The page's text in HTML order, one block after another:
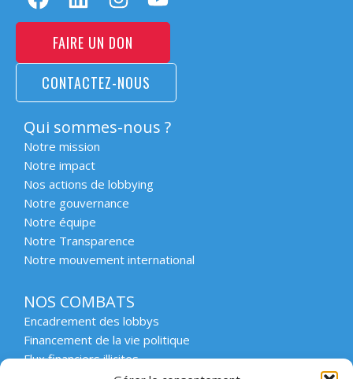
FAIRE UN DON
CONTACTEZ-NOUS
Qui sommes-nous ?
Notre mission
Notre impact
Nos actions de lobbying
Notre gouvernance
Notre équipe
Notre Transparence
Notre mouvement international
NOS COMBATS
Encadrement des lobbys
Financement de la vie politique
Flux financiers illicites